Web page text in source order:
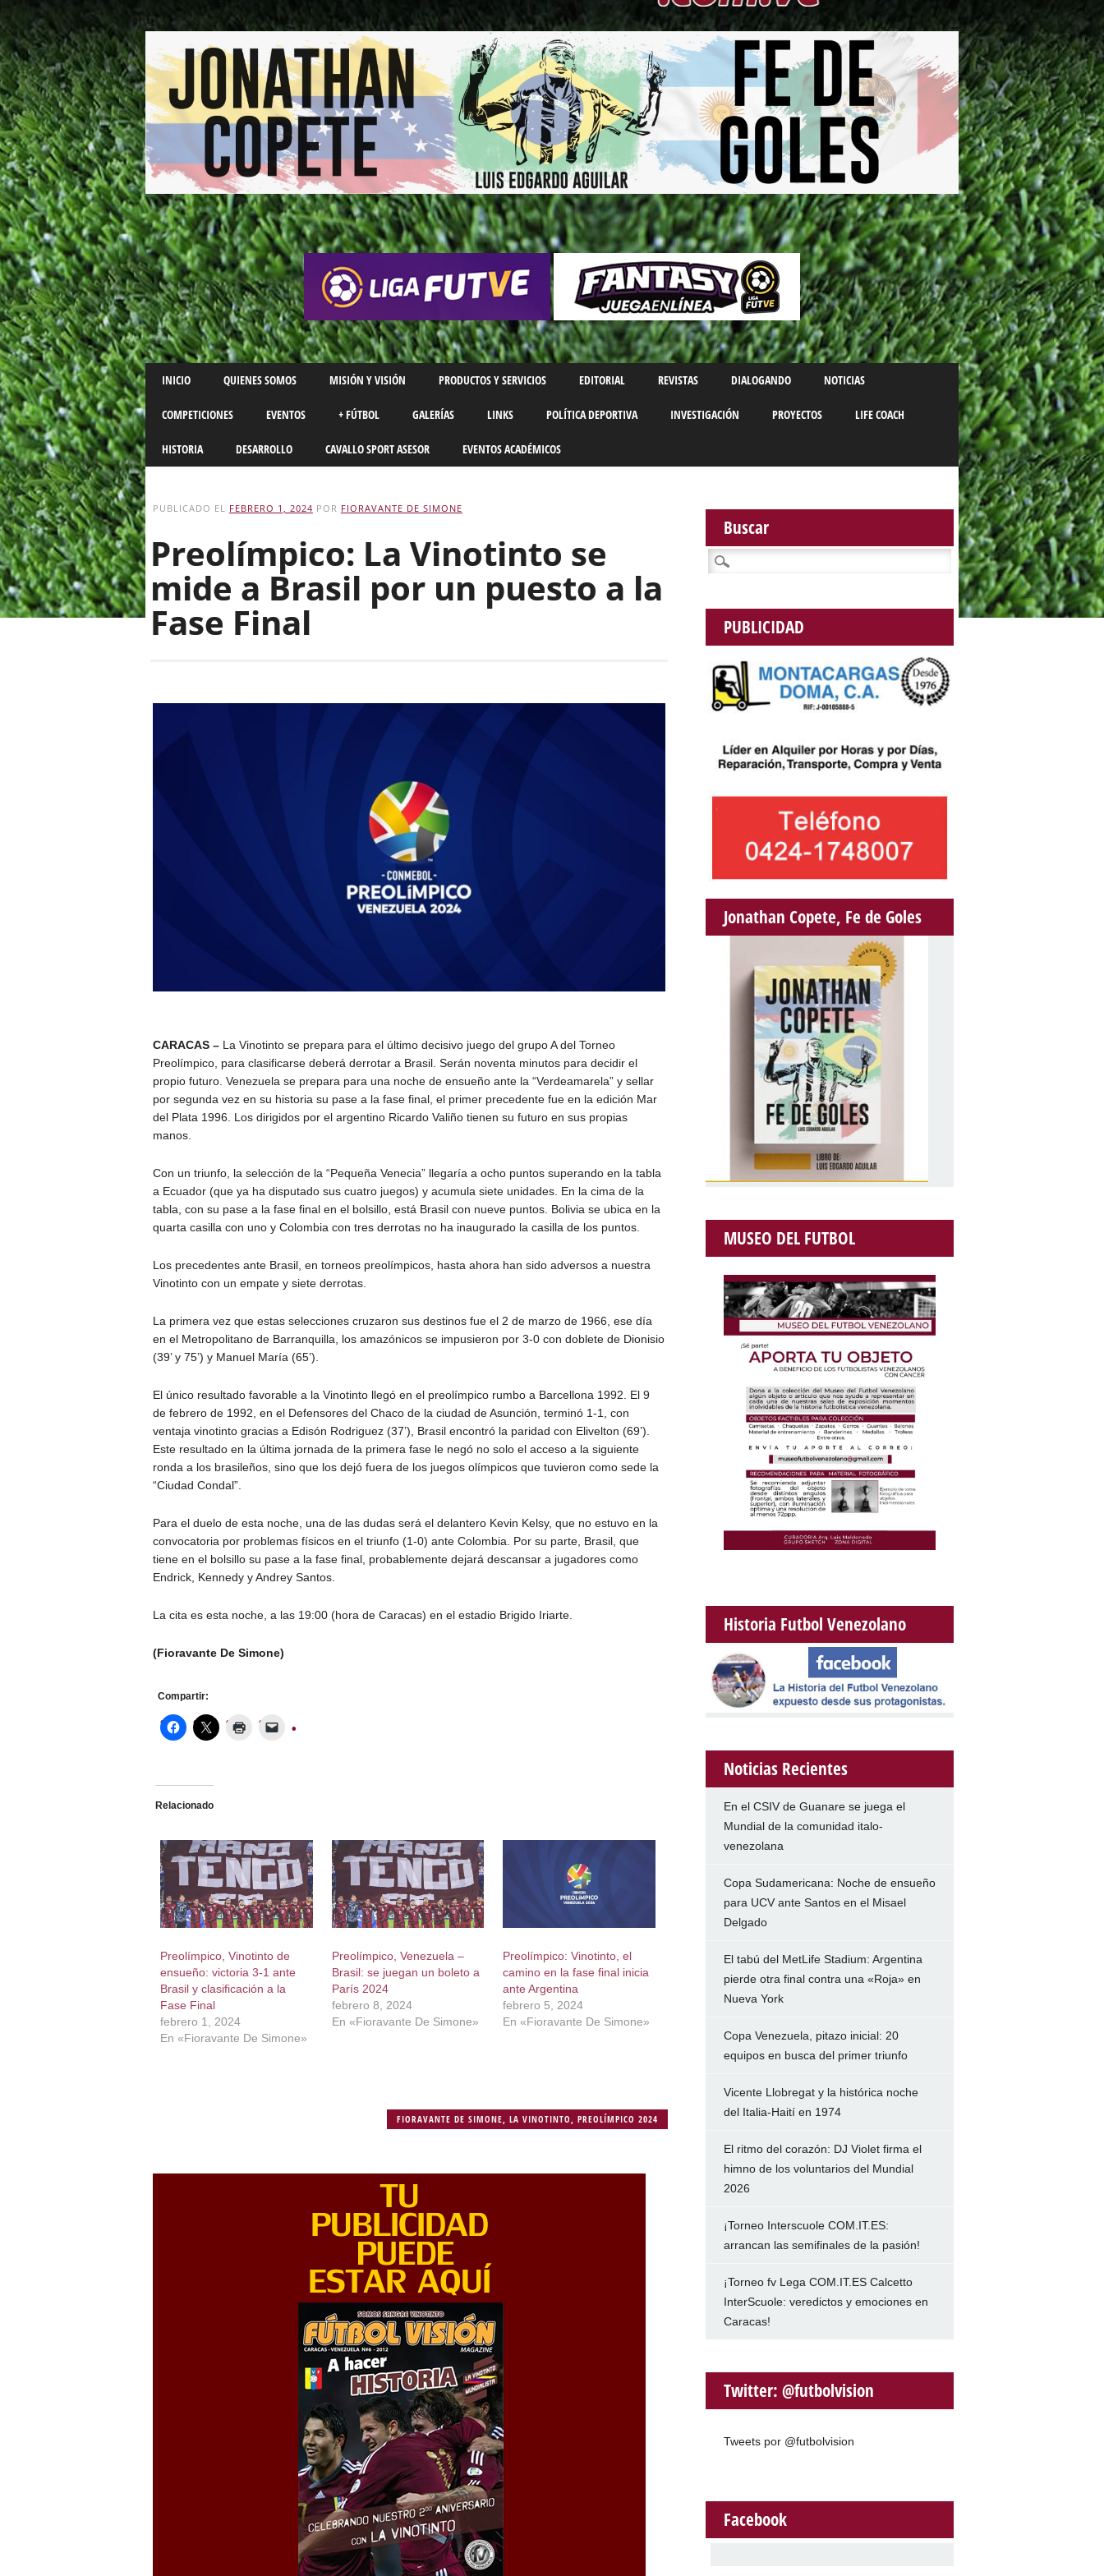
Main menu
Skip
to
content
INICIO QUIENES SOMOS MISIÓN Y VISIÓN PRODUCTOS Y SERVICIOS EDITORIAL REVISTAS DIALOGANDO NOTICIAS
COMPETICIONES EVENTOS + FÚTBOL GALERÍAS LINKS POLÍTICA DEPORTIVA INVESTIGACIÓN PROYECTOS LIFE COACH
HISTORIA DESARROLLO CAVALLO SPORT ASESOR EVENTOS ACADÉMICOS
PUBLICADO EL FEBRERO 1, 2024 POR FIORAVANTE DE SIMONE
Preolímpico: La Vinotinto se
mide a Brasil por un puesto a la
Fase Final
CARACAS – La Vinotinto se prepara para el último decisivo juego del grupo A del Torneo
Preolímpico, para clasificarse deberá derrotar a Brasil. Serán noventa minutos para decidir el
propio futuro. Venezuela se prepara para una noche de ensueño ante la “Verdeamarela” y sellar
por segunda vez en su historia su pase a la fase final, el primer precedente fue en la edición Mar
del Plata 1996. Los dirigidos por el argentino Ricardo Valiño tienen su futuro en sus propias
manos.
Con un triunfo, la selección de la “Pequeña Venecia” llegaría a ocho puntos superando en la tabla
a Ecuador (que ya ha disputado sus cuatro juegos) y acumula siete unidades. En la cima de la
tabla, con su pase a la fase final en el bolsillo, está Brasil con nueve puntos. Bolivia se ubica en la
quarta casilla con uno y Colombia con tres derrotas no ha inaugurado la casilla de los puntos.
Los precedentes ante Brasil, en torneos preolímpicos, hasta ahora han sido adversos a nuestra
Vinotinto con un empate y siete derrotas.
La primera vez que estas selecciones cruzaron sus destinos fue el 2 de marzo de 1966, ese día
en el Metropolitano de Barranquilla, los amazónicos se impusieron por 3-0 con doblete de Dionisio
(39’ y 75’) y Manuel María (65’).
El único resultado favorable a la Vinotinto llegó en el preolímpico rumbo a Barcellona 1992. El 9
de febrero de 1992, en el Defensores del Chaco de la ciudad de Asunción, terminó 1-1, con
ventaja vinotinto gracias a Edisón Rodriguez (37’), Brasil encontró la paridad con Elivelton (69’).
Este resultado en la última jornada de la primera fase le negó no solo el acceso a la siguiente
ronda a los brasileños, sino que los dejó fuera de los juegos olímpicos que tuvieron como sede la
“Ciudad Condal”.
Para el duelo de esta noche, una de las dudas será el delantero Kevin Kelsy, que no estuvo en la
convocatoria por problemas físicos en el triunfo (1-0) ante Colombia. Por su parte, Brasil, que
tiene en el bolsillo su pase a la fase final, probablemente dejará descansar a jugadores como
Endrick, Kennedy y Andrey Santos.
La cita es esta noche, a las 19:00 (hora de Caracas) en el estadio Brigido Iriarte.
(Fioravante De Simone)
Compartir:
Relacionado
Preolímpico, Vinotinto de
ensueño: victoria 3-1 ante
Brasil y clasificación a la
Fase Final
febrero 1, 2024
En «Fioravante De Simone»
Preolímpico, Venezuela –
Brasil: se juegan un boleto a
París 2024
febrero 8, 2024
En «Fioravante De Simone»
Preolímpico: Vinotinto, el
camino en la fase final inicia
ante Argentina
febrero 5, 2024
En «Fioravante De Simone»
FIORAVANTE DE SIMONE ,LA VINOTINTO ,PREOLÍMPICO 2024
Buscar
Buscar:
PUBLICIDAD
Jonathan Copete, Fe de Goles
MUSEO DEL FUTBOL
Historia Futbol Venezolano
Noticias Recientes
En el CSIV de Guanare se juega el
Mundial de la comunidad italo-
venezolana
Copa Sudamericana: Noche de ensueño
para UCV ante Santos en el Misael
Delgado
El tabú del MetLife Stadium: Argentina
pierde otra final contra una «Roja» en
Nueva York
Copa Venezuela, pitazo inicial: 20
equipos en busca del primer triunfo
Vicente Llobregat y la histórica noche
del Italia-Haití en 1974
El ritmo del corazón: DJ Violet firma el
himno de los voluntarios del Mundial
2026
¡Torneo Interscuole COM.IT.ES:
arrancan las semifinales de la pasión!
¡Torneo fv Lega COM.IT.ES Calcetto
InterScuole: veredictos y emociones en
Caracas!
Twitter: @futbolvision
Tweets por @futbolvision
Facebook